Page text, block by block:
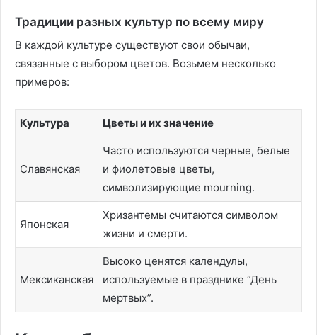
Традиции разных культур по всему миру
В каждой культуре существуют свои обычаи,
связанные с выбором цветов. Возьмем несколько
примеров:
Культура Цветы и их значение
Славянская
Часто используются черные, белые
и фиолетовые цветы,
символизирующие mourning.
Японская
Хризантемы считаются символом
жизни и смерти.
Мексиканская
Высоко ценятся календулы,
используемые в празднике “День
мертвых”.